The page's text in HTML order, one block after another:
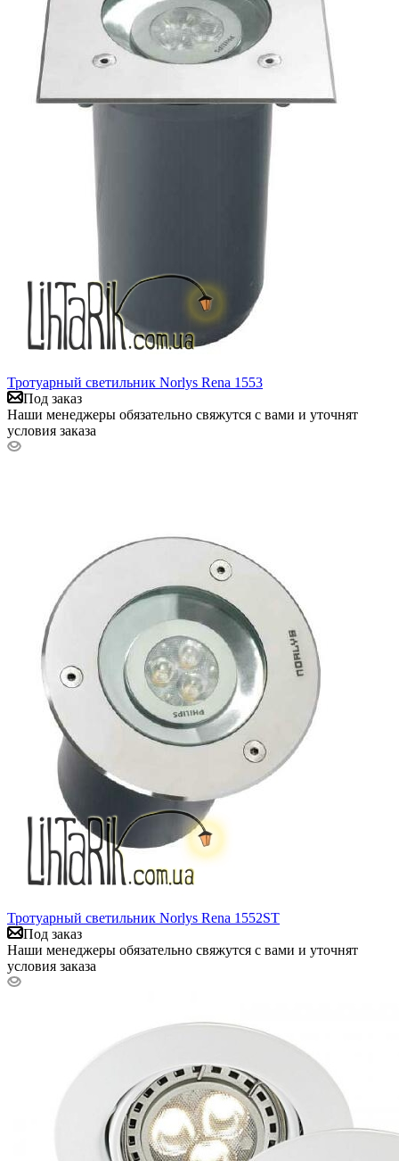
Тротуарный светильник Norlys Rena 1553
Под заказ
Наши менеджеры обязательно свяжутся с вами и уточнят
условия заказа
Тротуарный светильник Norlys Rena 1552ST
Под заказ
Наши менеджеры обязательно свяжутся с вами и уточнят
условия заказа